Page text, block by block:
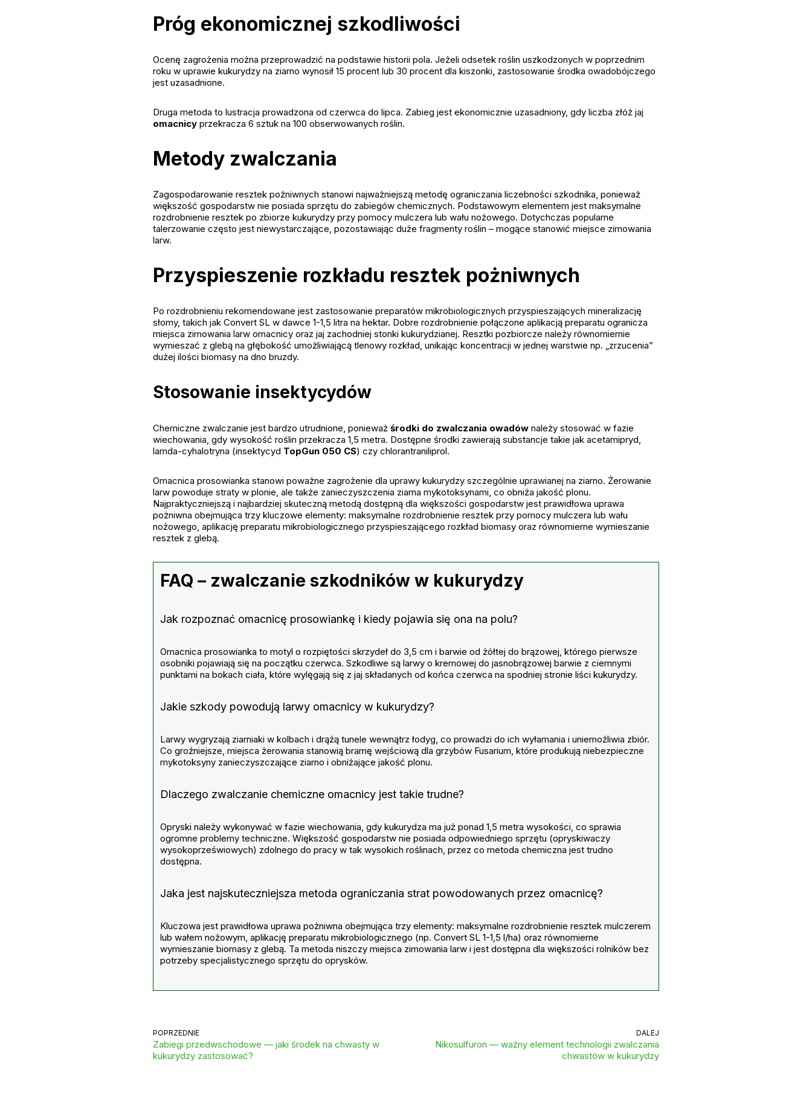
Próg ekonomicznej szkodliwości
Ocenę zagrożenia można przeprowadzić na podstawie historii pola. Jeżeli odsetek roślin uszkodzonych w poprzednim
roku w uprawie kukurydzy na ziarno wynosił 15 procent lub 30 procent dla kiszonki, zastosowanie środka owadobójczego
jest uzasadnione.
Druga metoda to lustracja prowadzona od czerwca do lipca. Zabieg jest ekonomicznie uzasadniony, gdy liczba złóż jaj
omacnicy przekracza 6 sztuk na 100 obserwowanych roślin.
Metody zwalczania
Zagospodarowanie resztek pożniwnych stanowi najważniejszą metodę ograniczania liczebności szkodnika, ponieważ
większość gospodarstw nie posiada sprzętu do zabiegów chemicznych. Podstawowym elementem jest maksymalne
rozdrobnienie resztek po zbiorze kukurydzy przy pomocy mulczera lub wału nożowego. Dotychczas popularne
talerzowanie często jest niewystarczające, pozostawiając duże fragmenty roślin – mogące stanowić miejsce zimowania
larw.
Przyspieszenie rozkładu resztek pożniwnych
Po rozdrobnieniu rekomendowane jest zastosowanie preparatów mikrobiologicznych przyspieszających mineralizację
słomy, takich jak Convert SL w dawce 1-1,5 litra na hektar. Dobre rozdrobnienie połączone aplikacją preparatu ogranicza
miejsca zimowania larw omacnicy oraz jaj zachodniej stonki kukurydzianej. Resztki pozbiorcze należy równomiernie
wymieszać z glebą na głębokość umożliwiającą tlenowy rozkład, unikając koncentracji w jednej warstwie np. „zrzucenia”
dużej ilości biomasy na dno bruzdy.
Stosowanie insektycydów
Chemiczne zwalczanie jest bardzo utrudnione, ponieważ środki do zwalczania owadów należy stosować w fazie
wiechowania, gdy wysokość roślin przekracza 1,5 metra. Dostępne środki zawierają substancje takie jak acetamipryd,
lamda-cyhalotryna (insektycyd TopGun 050 CS) czy chlorantraniliprol.
Omacnica prosowianka stanowi poważne zagrożenie dla uprawy kukurydzy szczególnie uprawianej na ziarno. Żerowanie
larw powoduje straty w plonie, ale także zanieczyszczenia ziarna mykotoksynami, co obniża jakość plonu.
Najpraktyczniejszą i najbardziej skuteczną metodą dostępną dla większości gospodarstw jest prawidłowa uprawa
pożniwna obejmująca trzy kluczowe elementy: maksymalne rozdrobnienie resztek przy pomocy mulczera lub wału
nożowego, aplikację preparatu mikrobiologicznego przyspieszającego rozkład biomasy oraz równomierne wymieszanie
resztek z glebą.
FAQ – zwalczanie szkodników w kukurydzy
Jak rozpoznać omacnicę prosowiankę i kiedy pojawia się ona na polu?
Omacnica prosowianka to motyl o rozpiętości skrzydeł do 3,5 cm i barwie od żółtej do brązowej, którego pierwsze
osobniki pojawiają się na początku czerwca. Szkodliwe są larwy o kremowej do jasnobrązowej barwie z ciemnymi
punktami na bokach ciała, które wylęgają się z jaj składanych od końca czerwca na spodniej stronie liści kukurydzy.
Jakie szkody powodują larwy omacnicy w kukurydzy?
Larwy wygryzają ziarniaki w kolbach i drążą tunele wewnątrz łodyg, co prowadzi do ich wyłamania i uniemożliwia zbiór.
Co groźniejsze, miejsca żerowania stanowią bramę wejściową dla grzybów Fusarium, które produkują niebezpieczne
mykotoksyny zanieczyszczające ziarno i obniżające jakość plonu.
Dlaczego zwalczanie chemiczne omacnicy jest takie trudne?
Opryski należy wykonywać w fazie wiechowania, gdy kukurydza ma już ponad 1,5 metra wysokości, co sprawia
ogromne problemy techniczne. Większość gospodarstw nie posiada odpowiedniego sprzętu (opryskiwaczy
wysokoprzeświowych) zdolnego do pracy w tak wysokich roślinach, przez co metoda chemiczna jest trudno
dostępna.
Jaka jest najskuteczniejsza metoda ograniczania strat powodowanych przez omacnicę?
Kluczowa jest prawidłowa uprawa pożniwna obejmująca trzy elementy: maksymalne rozdrobnienie resztek mulczerem
lub wałem nożowym, aplikację preparatu mikrobiologicznego (np. Convert SL 1-1,5 l/ha) oraz równomierne
wymieszanie biomasy z glebą. Ta metoda niszczy miejsca zimowania larw i jest dostępna dla większości rolników bez
potrzeby specjalistycznego sprzętu do oprysków.
POPRZEDNIE
Zabiegi przedwschodowe — jaki środek na chwasty w
kukurydzy zastosować?
DALEJ
Nikosulfuron — ważny element technologii zwalczania
chwastów w kukurydzy